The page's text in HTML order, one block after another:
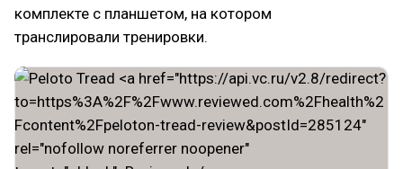
комплекте с планшетом, на котором
транслировали тренировки.